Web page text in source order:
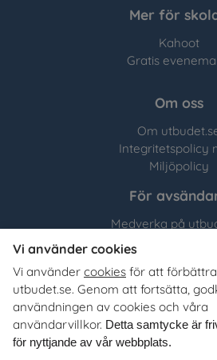
Mer för
Kahoot
Gratis
Om oss
Om
Integritetspolicy
Miljöpolicy
För
Medverka på
Utbudet.se
organisationers, myndigheters och
till Sveriges alla skolor, universitet
är kostnadsfri för lärare, studie-
annan
Vi använder cookies
Vi använder cookies för att
utbudet.se. Genom att fortsätta,
användningen av cookies och våra
användarvillkor. Detta samtycke är
för nyttjande av vår webbplats.